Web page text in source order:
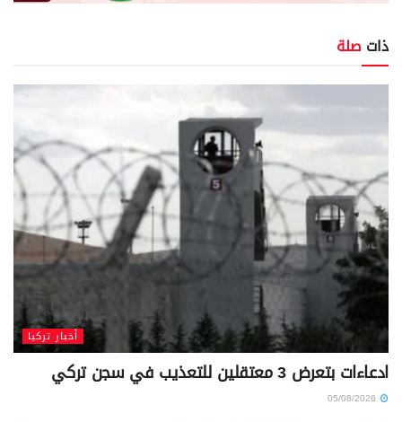
ذات صلة
أخبار تركيا
ادعاءات بتعرض 3 معتقلين للتعذيب في سجن تركي